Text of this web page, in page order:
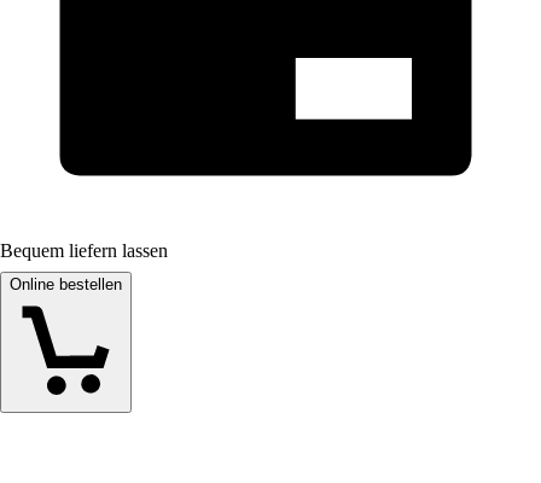
Bequem liefern lassen
Online bestellen